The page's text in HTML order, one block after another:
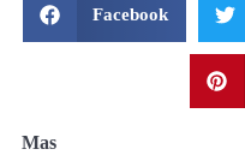
Facebook
Mas